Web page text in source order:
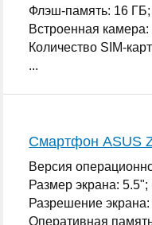
Флэш-память: 16 ГБ;
Встроенная камера:
Количество SIM-
...
Смартфон ASUS
Версия
Размер экрана: 5.5";
Разрешение
Оперативная